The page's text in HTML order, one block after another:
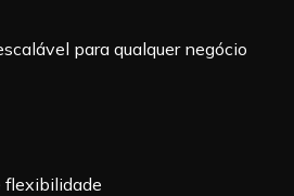
para qualquer negócio
flexibilidade